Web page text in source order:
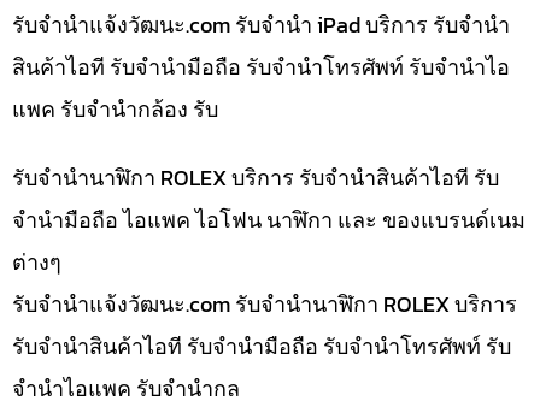
รับจํานําแจ้งวัฒนะ.com รับจำนำ iPad บริการ รับจำนำ
สินค้าไอที รับจำนำมือถือ รับจำนำโทรศัพท์ รับจำนำไอ
แพค รับจำนำกล้อง รับ
รับจำนำนาฬิกา ROLEX บริการ รับจำนำสินค้าไอที รับ
จำนำมือถือ ไอแพค ไอโฟน นาฬิกา และ ของแบรนด์เนม
ต่างๆ
รับจํานําแจ้งวัฒนะ.com รับจำนำนาฬิกา ROLEX บริการ
รับจำนำสินค้าไอที รับจำนำมือถือ รับจำนำโทรศัพท์ รับ
จำนำไอแพค รับจำนำกล